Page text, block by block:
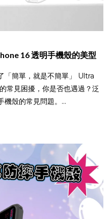
透過這份禮物傳遞「我在為你
挑，從包包拿出來就自帶閃光
BT21 粉絲女孩 2️⃣ 全能情人組
電源 2 入一人一顆剛剛好，
，支援 MagSafe，輕鬆對準即
是早上通勤、午後追劇，還是
能各自隨時補電、從容上路。
流暢，彼此也多了一份貼心
、BOBONUS 勃勃猴、磁吸
！ 📌 推薦給：科技控情侶、
合包組合內容：磁吸手機殼 +
組磁吸手機殼＋磁吸支架，
邊視訊，還是在辦公室穩穩立
撐。 支架設計多樣，支援橫
你們生活節奏的方式。就像
穩穩吸住，天天相處更順心。
16 透明手機殼的美型
「簡單，就是不簡單」 Ultra
見困擾，你是否也遇過？泛
殼的常見問題。
？我們發現許多使用者在挑
360° 的設計核心，是從生活
齊全的透明手機殼。 ▍ 透
透明手機殼 Ultra Clear
感、防護到功能都重新定義。
重新思考，打造出一款 - 長期
定磁吸與 360° 多角度支架的